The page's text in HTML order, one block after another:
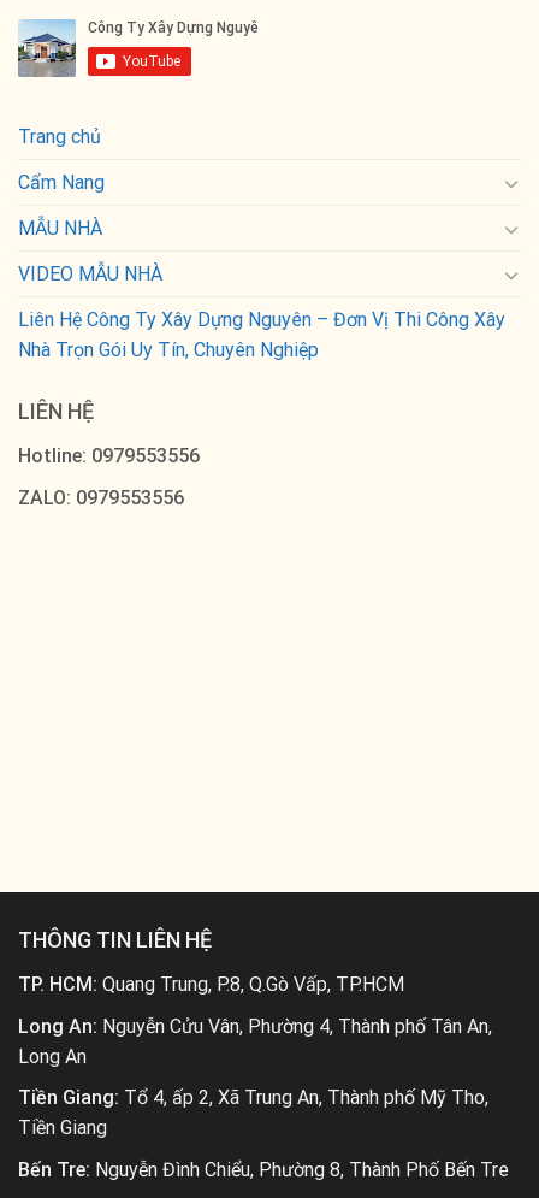
Trang chủ
Cẩm Nang
MẪU NHÀ
VIDEO MẪU NHÀ
Liên Hệ Công Ty Xây Dựng Nguyên – Đơn Vị Thi Công Xây
Nhà Trọn Gói Uy Tín, Chuyên Nghiệp
LIÊN HỆ
Hotline: 0979553556
ZALO: 0979553556
THÔNG TIN LIÊN HỆ
TP. HCM: Quang Trung, P.8, Q.Gò Vấp, TP.HCM
Long An: Nguyễn Cửu Vân, Phường 4, Thành phố Tân An,
Long An
Tiền Giang: Tổ 4, ấp 2, Xã Trung An, Thành phố Mỹ Tho,
Tiền Giang
Bến Tre: Nguyễn Đình Chiểu, Phường 8, Thành Phố Bến Tre